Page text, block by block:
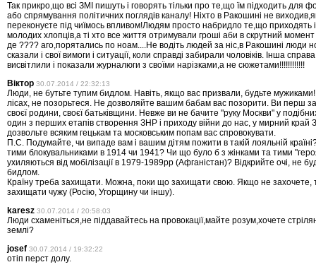
Так прикро,що всі ЗМІ пишуть і говорять тільки про те,що їм підходить для
або спрямування політичних поглядів каналу! Ніхто в Ракошині не
переконуєте під чиїмось впливом!Людям просто набридло те,що приходять
молодих хлопців,а ті хто все життя отримували гроші аби в скрутний
де ???? аго,порятались по ноам....Не водіть людей за ніс,в Ракошині люди
сказали і свої вимоги і ситуації, коли справді забирали чоловіків. Інша
висвітлили і показали журналюги з своїми нарізками,а не сюжетами!!!!!!!!!!!!
Віктор 30.07.2014 / 22:32:13
Люди, не бутьте тупим бидлом. Навіть, якщо вас призвали, будьте
лісах, не позорьтеся. Не дозволяйте вашим бабам вас позорити. Ви перш
своєї родини, своєї батьківщини. Невже ви не бачите "руку Москви" у
один з перших етапів створення ЗНР і приходу війни до нас, у мирний край
дозвольте всяким гецькам та московським попам вас спровокувати.
П.С. Подумайте, чи випаде вам і вашим дітям пожити в такій лояльній
тими блокувальниками в 1914 чи 1941? Чи що було б з жінками та тими
ухиляються від мобілізації в 1979-1989рр (Афганістан)? Відкрийте очі, не
бидлом.
Країну треба захищати. Можна, поки що захищати свою. Якщо не захочете,
захищати чужу (Росію, Угорщину чи іншу).
karesz 30.07.2014 / 20:58:03
Люди схаменіться,не піддавайтесь на провокації,майте розум,хочете
землі?
josef 30.07.2014 / 19:32:22
отіп перст долу.